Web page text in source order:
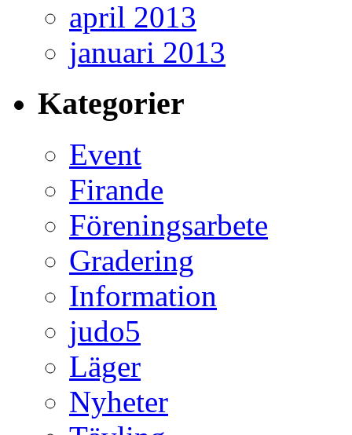
april 2013
januari 2013
Kategorier
Event
Firande
Föreningsarbete
Gradering
Information
judo5
Läger
Nyheter